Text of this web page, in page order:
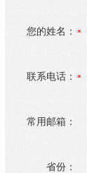
您的姓名：
联系电话：
常用邮箱：
省份：